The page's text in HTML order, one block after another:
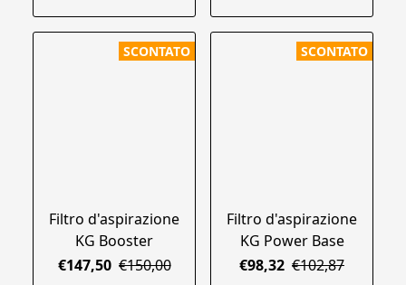
SCONTATO
Filtro d'aspirazione
KG Booster
€147,50 €150,00
SCONTATO
Filtro d'aspirazione
KG Power Base
€98,32 €102,87